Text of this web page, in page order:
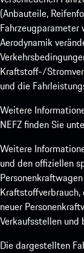
(Anbauteile,
Aerodynamik
Kraftstoff-/
und die
Weitere
NEFZ finden Sie
Weitere
und den offiziellen
Kraftstoffverbrauch,
neuer
Verkaufsstellen und
Die dargestellten